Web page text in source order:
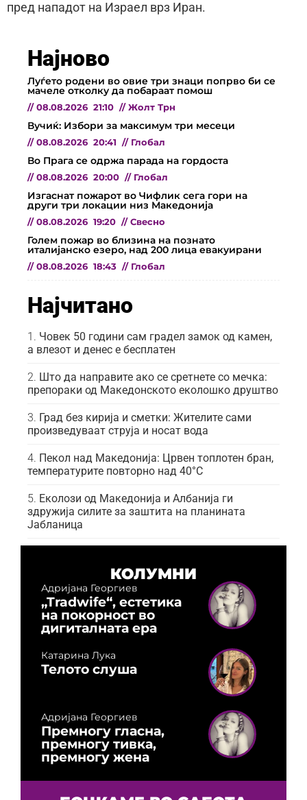
пред нападот на Израел врз Иран.
Најново
Луѓето родени во овие три знаци попрво би се
мачеле отколку да побараат помош
// 08.08.2026 21:10 // Жолт Трн
Вучиќ: Избори за максимум три месеци
// 08.08.2026 20:41 // Глобал
Во Прага се одржа парада на гордоста
// 08.08.2026 20:00 // Глобал
Изгаснат пожарот во Чифлик сега гори на
други три локации низ Македонија
// 08.08.2026 19:20 // Свесно
Голем пожар во близина на познато
италијанско езеро, над 200 лица евакуирани
// 08.08.2026 18:43 // Глобал
Најчитано
Човек 50 години сам градел замок од камен,
а влезот и денес е бесплатен
Што да направите ако се сретнете со мечка:
препораки од Македонското еколошко друштво
Град без кирија и сметки: Жителите сами
произведуваат струја и носат вода
Пекол над Македонија: Црвен топлотен бран,
температурите повторно над 40°C
Еколози од Македонија и Албанија ги
здружија силите за заштита на планината
Јабланица
КОЛУМНИ
Адријана Георгиев
„Tradwife“, естетика
на покорност во
дигиталната ера
Катарина Лука
Телото слуша
Адријана Георгиев
Премногу гласна,
премногу тивка,
премногу жена